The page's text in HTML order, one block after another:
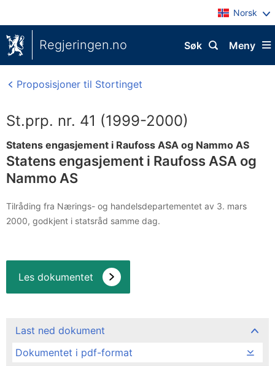
Norsk
Regjeringen.no Meny
Søk
Proposisjoner til Stortinget
St.prp. nr. 41 (1999-2000)
Statens engasjement i Raufoss ASA og Nammo AS
Statens engasjement i Raufoss ASA og
Nammo AS
Tilråding fra Nærings- og handelsdepartementet av 3. mars
2000, godkjent i statsråd samme dag.
Les dokumentet
Last ned dokument
Dokumentet i pdf-format